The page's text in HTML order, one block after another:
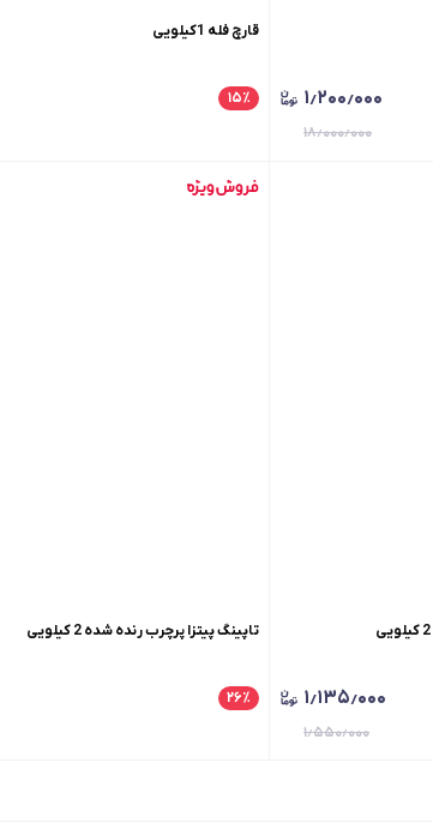
۱٫۲۰۰٫۰۰۰
۱۸٫۰۰۰٫۰۰۰
قارچ فله 1کیلویی
۱۵٪
۱٫۱۳۵٫۰۰۰
۱٫۵۵۰٫۰۰۰
تاپینگ پیتزا پرچرب رنده شده 2 کیلویی
۲۶٪